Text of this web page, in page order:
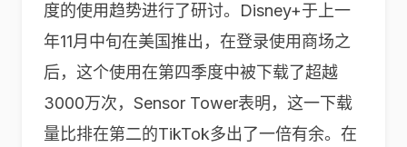
度的使用趋势进行了研讨。Disney+于上一
年11月中旬在美国推出，在登录使用商场之
后，这个使用在第四季度中被下载了超越
3000万次，Sensor Tower表明，这一下载
量比排在第二的TikTok多出了一倍有余。在